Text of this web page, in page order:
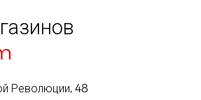
Революции, 48